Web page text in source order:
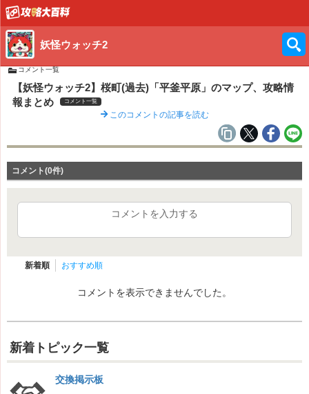
妖怪ウォッチ2
コメント一覧
【妖怪ウォッチ2】桜町(過去)「平釜平原」のマップ、攻略情
報まとめ
コメント一覧
このコメントの記事を読む
コメント(0件)
コメントを入力する
新着順 おすすめ順
コメントを表示できませんでした。
新着トピック一覧
交換掲示板